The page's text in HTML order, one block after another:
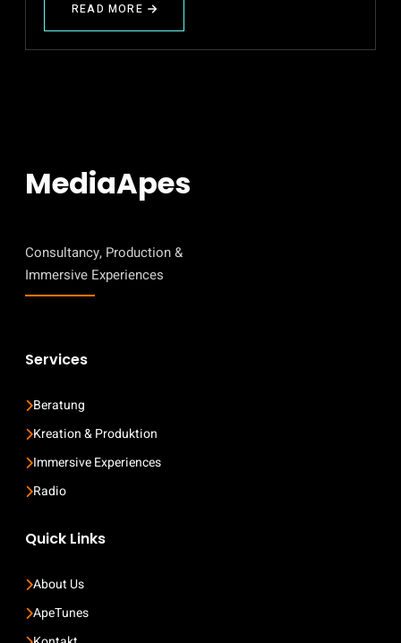
READ MORE
ABOUT
SPEAKER.
VORTRAG.
MediaApes
Consultancy, Production &
Immersive Experiences
Services
Beratung
Kreation & Produktion
Immersive Experiences
Radio
Quick Links
About Us
ApeTunes